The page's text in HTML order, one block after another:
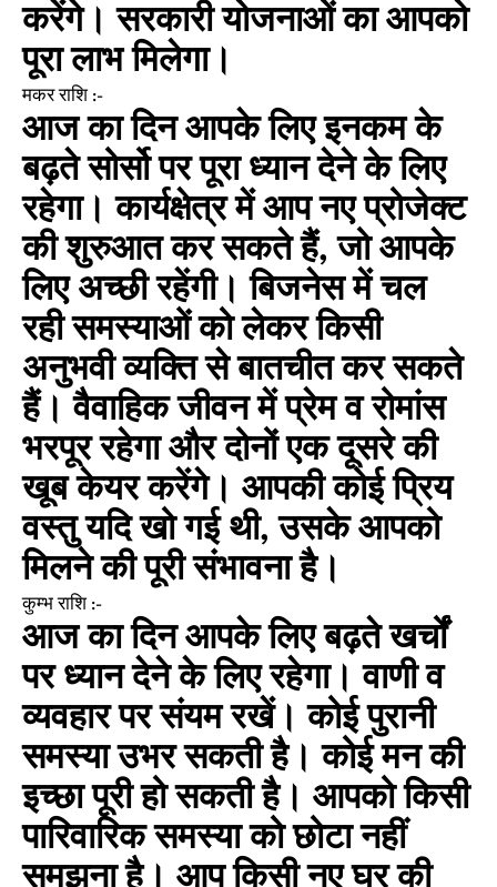
करेंगे। सरकारी योजनाओं का आपको
पूरा लाभ मिलेगा।
मकर राशि :-
आज का दिन आपके लिए इनकम के
बढ़ते सोर्सो पर पूरा ध्यान देने के लिए
रहेगा। कार्यक्षेत्र में आप नए प्रोजेक्ट
की शुरुआत कर सकते हैं, जो आपके
लिए अच्छी रहेंगी। बिजनेस में चल
रही समस्याओं को लेकर किसी
अनुभवी व्यक्ति से बातचीत कर सकते
हैं। वैवाहिक जीवन में प्रेम व रोमांस
भरपूर रहेगा और दोनों एक दूसरे की
खूब केयर करेंगे। आपकी कोई प्रिय
वस्तु यदि खो गई थी, उसके आपको
मिलने की पूरी संभावना है।
कुम्भ राशि :-
आज का दिन आपके लिए बढ़ते खर्चों
पर ध्यान देने के लिए रहेगा। वाणी व
व्यवहार पर संयम रखें। कोई पुरानी
समस्या उभर सकती है। कोई मन की
इच्छा पूरी हो सकती है। आपको किसी
पारिवारिक समस्या को छोटा नहीं
समझना है। आप किसी नए घर की